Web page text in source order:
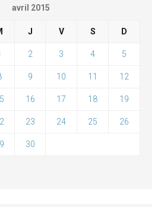
avril 2015
J V S D
2 3 4 5
9 10 11 12
16 17 18 19
23 24 25 26
30